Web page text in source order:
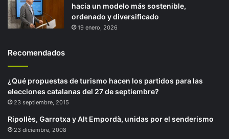
hacia un modelo más sostenible,
ordenado y diversificado
19 enero, 2026
Recomendados
¿Qué propuestas de turismo hacen los partidos para las
elecciones catalanas del 27 de septiembre?
23 septiembre, 2015
Ripollès, Garrotxa y Alt Empordà, unidas por el senderismo
23 diciembre, 2008